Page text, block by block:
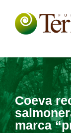
Coeva
marca